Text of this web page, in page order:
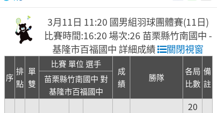
3月11日 11:20 國男組羽球團體賽(11日)
比賽時間:16:20 場次:26 苗栗縣竹南國中 -
基隆市百福國中 詳細成績
關閉視窗
序
排
點
單
雙
比賽 單位 選手
成
績
勝隊
各局
比數
備
註
苗栗縣竹南國中 對
基隆市百福國中
20